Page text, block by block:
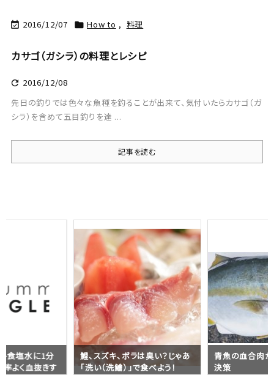
 2016/12/07  How to , 料理
カサゴ（ガシラ）の料理とレシピ
 2016/12/08
先日の釣りでは色々な魚種を釣ることが出来て、気付いたらカサゴ（ガ
シラ）を含めて五目釣りを達 ...
記事を読む
食塩水に1分
よく血抜きす
鯉、スズキ、ボラは臭い？じゃあ
「洗い（洗鱠）」で食べよう！
青魚の血合肉
決策